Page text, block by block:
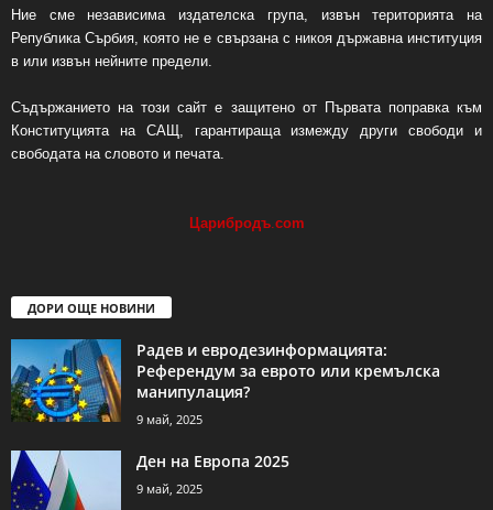
Ние сме независима издателска група, извън територията на
Република Сърбия, която не е свързана с никоя държавна институция
в или извън нейните предели.
Съдържанието на този сайт е защитено от Първата поправка към
Конституцията на САЩ, гарантираща измежду други свободи и
свободата на словото и печата.
Царибродъ. com
ДОРИ ОЩЕ НОВИНИ
Радев и евродезинформацията:
Референдум за еврото или кремълска
манипулация?
9 май, 2025
Ден на Европа 2025
9 май, 2025